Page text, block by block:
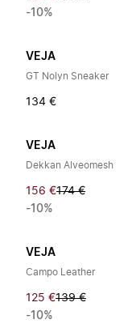
-10%
VEJA
GT Nolyn Sneaker
134 €
VEJA
Dekkan Alveomesh
156 €174 €
-10%
VEJA
Campo Leather
125 €139 €
-10%